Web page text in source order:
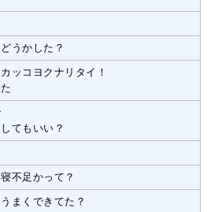
うかした？
コヨクナリタイ！
てもいい？
不足かって？
まくできてた？